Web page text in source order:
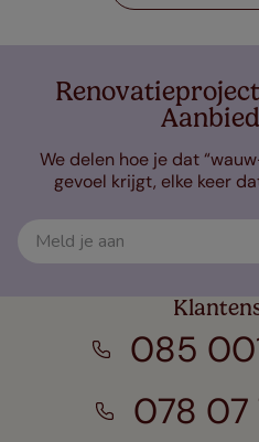
We delen hoe je dat
gevoel krijgt, elke keer
085
078 07